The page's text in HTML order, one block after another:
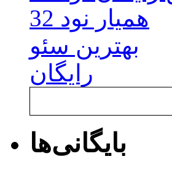
همیار نود 32
بهترین سئو
رایگان
بایگانی‌ها